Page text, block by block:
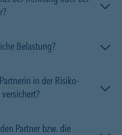
Belastung?
in der Risiko­
Partner bzw. die